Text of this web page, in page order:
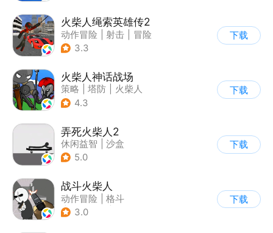
火柴人绳索英雄传2
动作冒险 射击
冒险
| 开放世界
3.3
下载
火柴人神话战场
策略 塔防
火柴人
| 休闲益智
4.3
下载
弄死火柴人2
休闲益智
沙盒
5.0
下载
战斗火柴人
动作冒险
格斗
| 横版过关
3.0
下载